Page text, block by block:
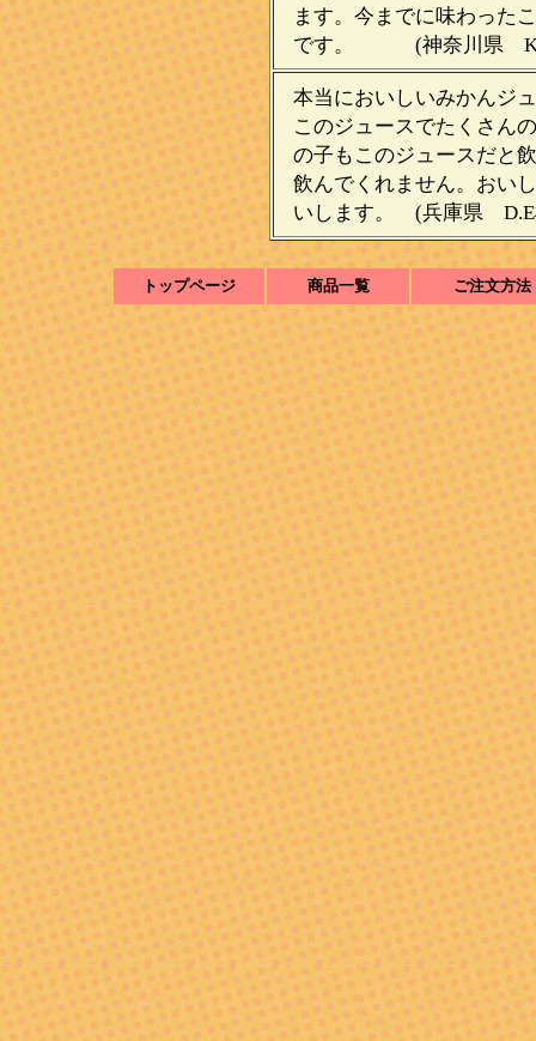
ます。今までに味わった
です。 (神奈川県
本当においしいみかんジ
このジュースでたくさん
の子もこのジュースだと
飲んでくれません。おい
いします。 (兵庫県 D.E
トップページ 商品一覧 ご注文方法